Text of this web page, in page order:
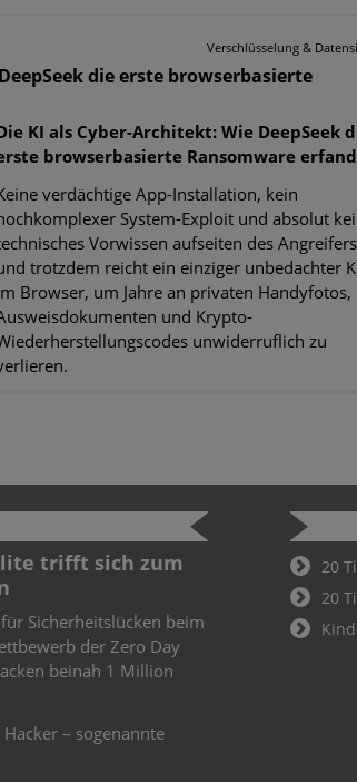
Verschlüsselung &
die erste browserbasierte
KI als Cyber-Architekt: Wie DeepSeek
browserbasierte Ransomware erfand
verdächtige App-Installation, kein
System-Exploit und absolut
Vorwissen aufseiten des
trotzdem reicht ein einziger unbedachter
Browser, um Jahre an privaten Handyfotos,
und Krypto-
unwiderruflich zu
Cyber Security Challenge
Schüler und Studenten können bei der
Cyber Security Challenge teilnehmen.
Wer hier als Gewinner hervorgeht, ist
20
20